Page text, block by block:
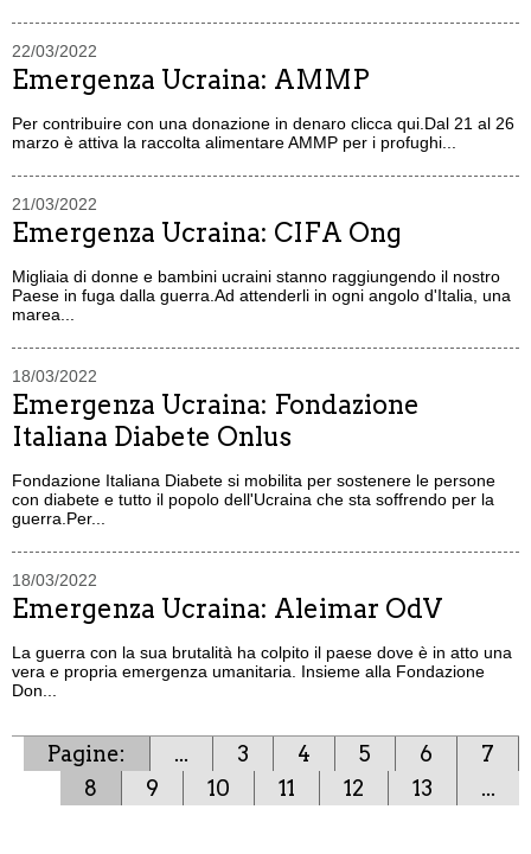
22/03/2022
Emergenza Ucraina: AMMP
Per contribuire con una donazione in denaro clicca qui.Dal 21 al 26
marzo è attiva la raccolta alimentare AMMP per i profughi...
21/03/2022
Emergenza Ucraina: CIFA Ong
Migliaia di donne e bambini ucraini stanno raggiungendo il nostro
Paese in fuga dalla guerra.Ad attenderli in ogni angolo d'Italia, una
marea...
18/03/2022
Emergenza Ucraina: Fondazione
Italiana Diabete Onlus
Fondazione Italiana Diabete si mobilita per sostenere le persone
con diabete e tutto il popolo dell'Ucraina che sta soffrendo per la
guerra.Per...
18/03/2022
Emergenza Ucraina: Aleimar OdV
La guerra con la sua brutalità ha colpito il paese dove è in atto una
vera e propria emergenza umanitaria. Insieme alla Fondazione
Don...
Pagine: ... 3 4 5 6
7
8
9 10 11 12 13 ...